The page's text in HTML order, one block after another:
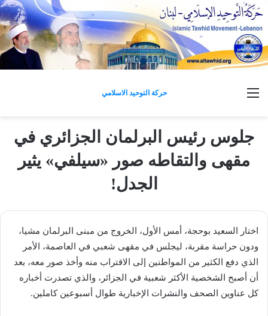
حركة التوحيد الاسلامي
جلوس رئيس البرلمان الجزائري في
مقهى والتقاطه صور «سيلفي» يثير
الجدل!
اختار السعيد بوحجة، أمس الأول، الخروج من مبنى البرلمان مشيا،
ودون حراسة مقربة، ليجلس في مقهى شعبي في العاصمة، الأمر
الذي دفع الكثير من المواطنين إلى الاقتراب منه وأخذ صور معه، بعد
أن أصبح الشخصية الأكثر شعبية في الجزائر، والذي تصدرت أخباره
كل عناوين الصحف والنشرات الإخبارية طوال أسبوعين كاملين.